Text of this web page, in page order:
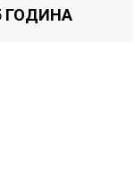
ГОДИНА